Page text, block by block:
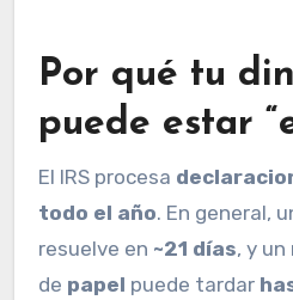
Por qué tu
puede estar
El IRS procesa
todo el año. En general,
resuelve en ~21 días, y
de papel puede tardar